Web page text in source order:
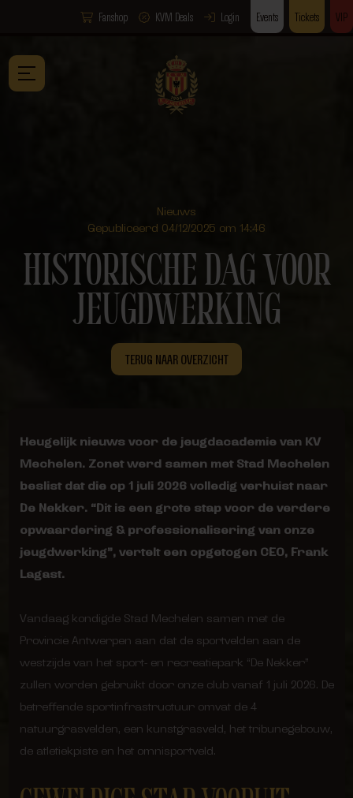
Fanshop KVM Deals Login Events Tickets VIP
Nieuws
Gepubliceerd 04/12/2025 om 14:46
HISTORISCHE DAG VOOR
JEUGDWERKING
TERUG NAAR OVERZICHT
Heugelijk nieuws voor de jeugdacademie van KV
Mechelen. Zonet werd samen met Stad Mechelen
beslist dat die op 1 juli 2026 volledig verhuist naar
De Nekker. “Dit is een grote stap voor de verdere
opwaardering & professionalisering van onze
jeugdwerking”, vertelt een opgetogen CEO, Frank
Lagast.
Vandaag kondigde Stad Mechelen samen met de
Provincie Antwerpen aan dat de sportvelden aan de
westzijde van het sport- en recreatiepark “De Nekker”
zullen worden gebruikt door onze club vanaf 1 juli 2026. De
betreffende sportinfrastructuur omvat de 4
natuurgrasvelden, een kunstgrasveld, het tribunegebouw,
de atletiekpiste en het omnisportveld.